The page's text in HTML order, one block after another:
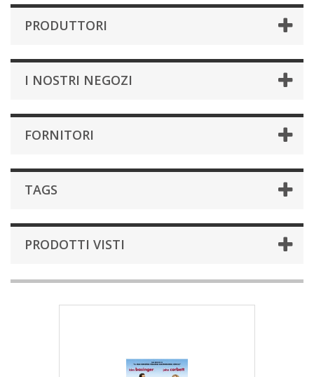
PRODUTTORI
I NOSTRI NEGOZI
FORNITORI
TAGS
PRODOTTI VISTI